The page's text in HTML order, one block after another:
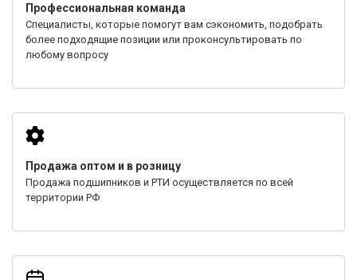
Профессиональная команда
Специалисты, которые помогут вам сэкономить, подобрать
более подходящие позиции или проконсультировать по
любому вопросу
Продажа оптом и в розницу
Продажа подшипников и РТИ осуществляется по всей
территории РФ